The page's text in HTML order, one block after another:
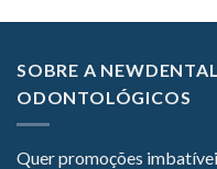
SOBRE A
ODONTOLÓGICOS
Quer promoções